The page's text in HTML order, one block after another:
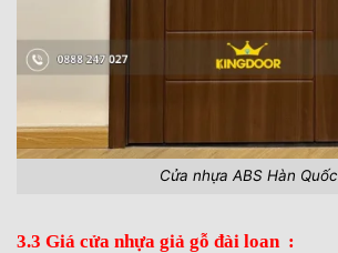
Cửa nhựa ABS Hàn Quốc
3.3 Giá cửa nhựa giả gỗ đài loan :